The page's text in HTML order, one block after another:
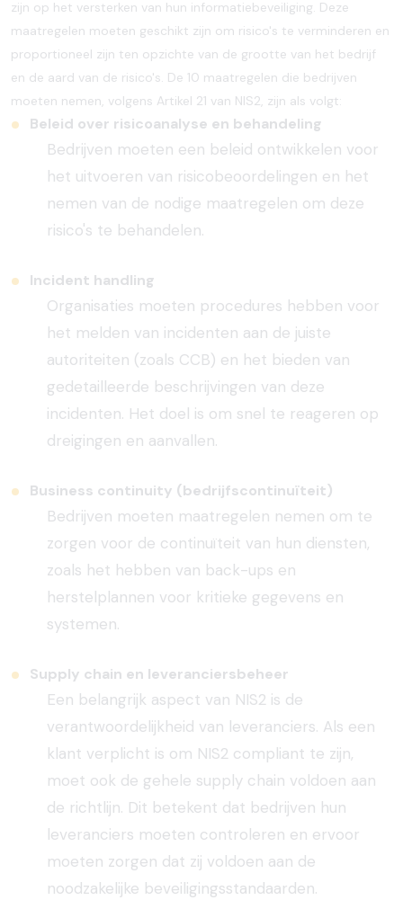
zijn op het versterken van hun informatiebeveiliging. Deze
maatregelen moeten geschikt zijn om risico's te verminderen en
proportioneel zijn ten opzichte van de grootte van het bedrijf
en de aard van de risico's. De 10 maatregelen die bedrijven
moeten nemen, volgens Artikel 21 van NIS2, zijn als volgt:
Beleid over risicoanalyse en behandeling
Bedrijven moeten een beleid ontwikkelen voor
het uitvoeren van risicobeoordelingen en het
nemen van de nodige maatregelen om deze
risico's te behandelen.
Incident handling
Organisaties moeten procedures hebben voor
het melden van incidenten aan de juiste
autoriteiten (zoals CCB) en het bieden van
gedetailleerde beschrijvingen van deze
incidenten. Het doel is om snel te reageren op
dreigingen en aanvallen.
Business continuity (bedrijfscontinuïteit)
Bedrijven moeten maatregelen nemen om te
zorgen voor de continuïteit van hun diensten,
zoals het hebben van back-ups en
herstelplannen voor kritieke gegevens en
systemen.
Supply chain en leveranciersbeheer
Een belangrijk aspect van NIS2 is de
verantwoordelijkheid van leveranciers. Als een
klant verplicht is om NIS2 compliant te zijn,
moet ook de gehele supply chain voldoen aan
de richtlijn. Dit betekent dat bedrijven hun
leveranciers moeten controleren en ervoor
moeten zorgen dat zij voldoen aan de
noodzakelijke beveiligingsstandaarden.